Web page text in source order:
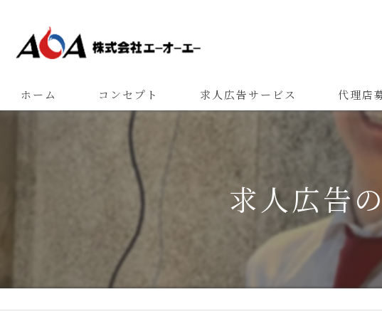
ホーム コンセプト 求人広告サービス 代理店
求人広告